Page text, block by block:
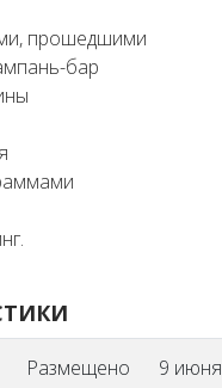
прошедшими
бар
Размещено 9 июня